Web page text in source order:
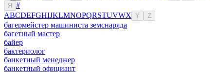
Я
#
ABCDEFGHIJKLMNOPQRSTUVWX Y Z
багермейстер машиниста земснаряда
багетный мастер
байер
бактериолог
банкетный менеджер
банкетный официант